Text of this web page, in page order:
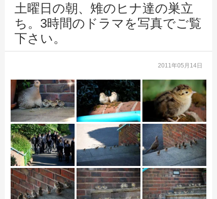
土曜日の朝、雉のヒナ達の巣立
ち。3時間のドラマを写真でご覧
下さい。
2011年05月14日